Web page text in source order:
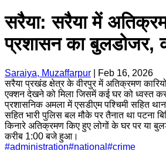
सरैया: सरैया में
प्रशासन का बुलडोजर,
Saraiya, Muzaffarpur
Feb 16, 2026
सरैया प्रखंड क्षेत्र के वीरपुर में अतिक्रमण
एक्शन देखने को मिला जिसमें कई घर को ध्वस्त कर
प्रशासनिक अमला में एसडीएम पश्चिमी सहित
सहित भारी पुलिस बल मौके पर तैनात था पटना
किनारे अतिक्रमण किए हुए लोगों के घर पर या
करीब 1:00 बजे हुआ।
#administration#national #crime